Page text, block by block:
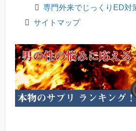
専門外来でじっくりED対
サイトマップ